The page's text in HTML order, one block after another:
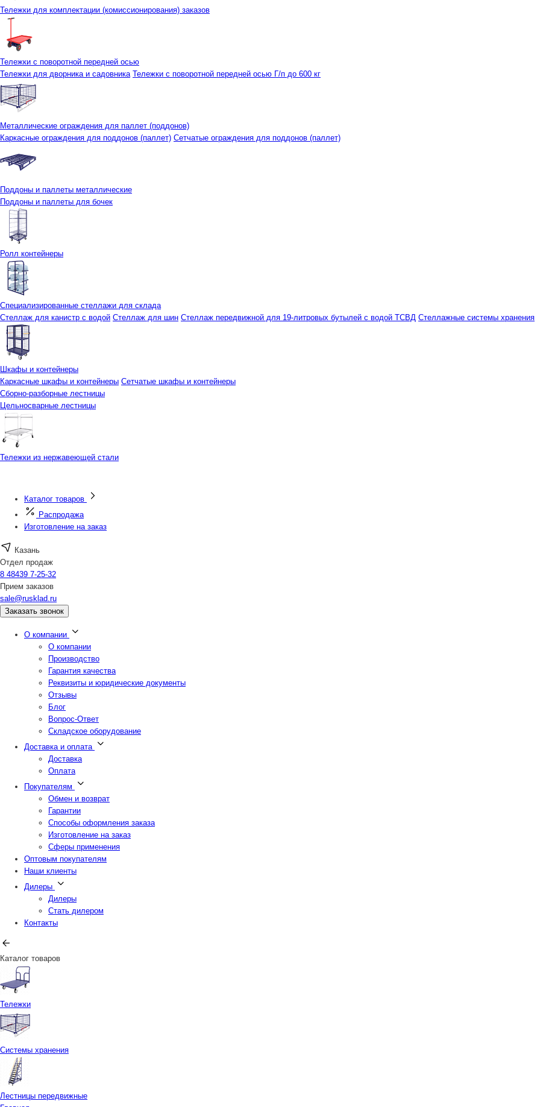
Тележки для комплектации (комиссионирования) заказов
Тележки с поворотной передней осью
Тележки для дворника и садовника Тележки с поворотной передней осью Г/п до 600 кг
Металлические ограждения для паллет (поддонов)
Каркасные ограждения для поддонов (паллет) Сетчатые ограждения для поддонов (паллет)
Поддоны и паллеты металлические
Поддоны и паллеты для бочек
Ролл контейнеры
Специализированные стеллажи для склада
Стеллаж для канистр с водой Стеллаж для шин Стеллаж передвижной для 19-литровых бутылей с водой ТСВД Стеллажные системы хранения
Шкафы и контейнеры
Каркасные шкафы и контейнеры Сетчатые шкафы и контейнеры
Сборно-разборные лестницы
Цельносварные лестницы
Тележки из нержавеющей стали
Каталог товаров
Распродажа
Изготовление на заказ
Казань
Отдел продаж
8 48439 7-25-32
Прием заказов
sale@rusklad.ru
Заказать звонок
О компании
О компании
Производство
Гарантия качества
Реквизиты и юридические документы
Отзывы
Блог
Вопрос-Ответ
Складское оборудование
Доставка и оплата
Доставка
Оплата
Покупателям
Обмен и возврат
Гарантии
Способы оформления заказа
Изготовление на заказ
Сферы применения
Оптовым покупателям
Наши клиенты
Дилеры
Дилеры
Стать дилером
Контакты
Каталог товаров
Тележки
Системы хранения
Лестницы передвижные